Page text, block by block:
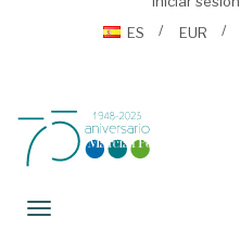
ES
EUR
Toggle navigation